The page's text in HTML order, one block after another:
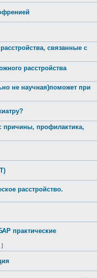
связанные с
расстройства
не научная)поможет при
причины, профилактика,
расстройство.
практические
]